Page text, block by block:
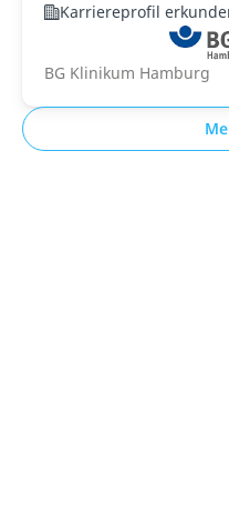
Karriereprofil
BG Klinikum Hamburg